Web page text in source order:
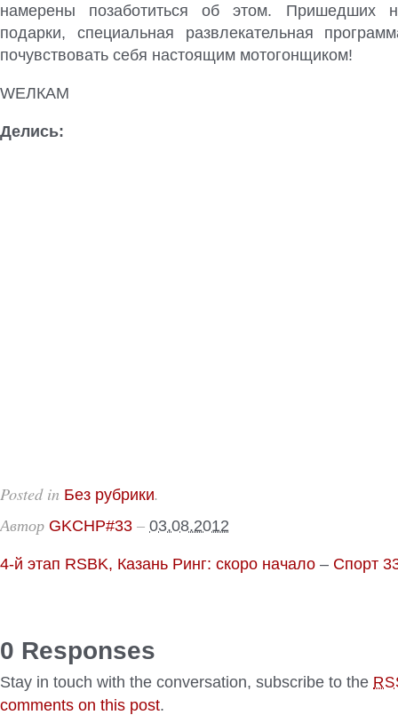
намерены позаботиться об этом. Пришедших
подарки, специальная развлекательная
почувствовать себя настоящим мотогонщиком!
WEЛКАМ
Делись:
Posted in Без рубрики.
Автор GKCHP#33 – 03.08.2012
4-й этап RSBK, Казань Ринг: скоро начало – Спорт
0 Responses
Stay in touch with the conversation, subscribe to the
comments on this post.